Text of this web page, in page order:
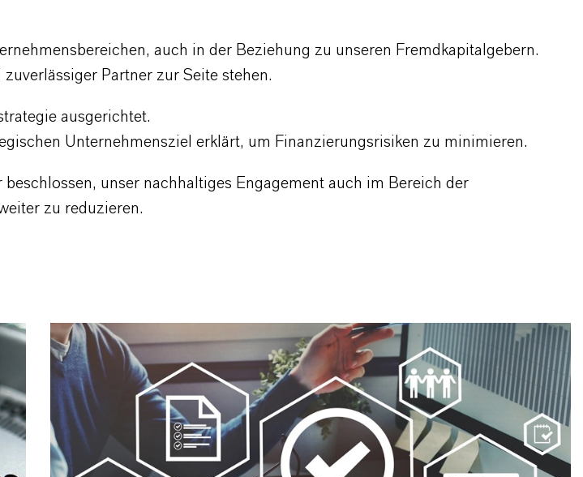
auch in der Beziehung zu unseren Fremdkapitalgebern.
Partner zur Seite stehen.
ausgerichtet.
Unternehmensziel erklärt, um Finanzierungsrisiken zu minimieren.
unser nachhaltiges Engagement auch im Bereich der
zu reduzieren.